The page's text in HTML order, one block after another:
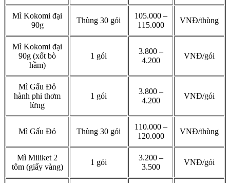
Mì Kokomi đại
90g
Thùng 30 gói
105.000 –
115.000
VNĐ/thùng
Mì Kokomi đại
90g (xốt bò
hầm)
1 gói
3.800 –
4.200
VNĐ/gói
Mì Gấu Đỏ
hành phi thơm
lừng
1 gói
3.800 –
4.200
VNĐ/gói
Mì Gấu Đỏ Thùng 30 gói
110.000 –
120.000
VNĐ/thùng
Mì Miliket 2
tôm (giấy vàng)
1 gói
3.200 –
3.500
VNĐ/gói